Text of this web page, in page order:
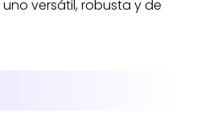
versátil, robusta y de